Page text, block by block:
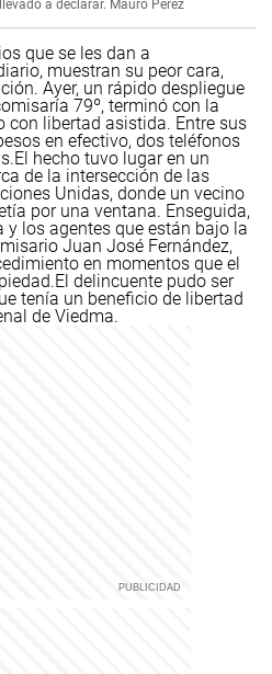
a declarar. Mauro Perez
que se les dan a
muestran su peor cara,
Ayer, un rápido despliegue
79º, terminó con la
con libertad asistida. Entre sus
en efectivo, dos teléfonos
El hecho tuvo lugar en un
de la intersección de las
Unidas, donde un vecino
por una ventana. Enseguida,
los agentes que están bajo la
Juan José Fernández,
en momentos que el
El delincuente pudo ser
tenía un beneficio de libertad
de Viedma.